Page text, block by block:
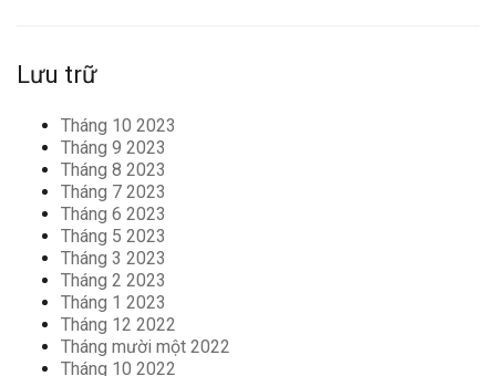
Lưu trữ
Tháng 10 2023
Tháng 9 2023
Tháng 8 2023
Tháng 7 2023
Tháng 6 2023
Tháng 5 2023
Tháng 3 2023
Tháng 2 2023
Tháng 1 2023
Tháng 12 2022
Tháng mười một 2022
Tháng 10 2022